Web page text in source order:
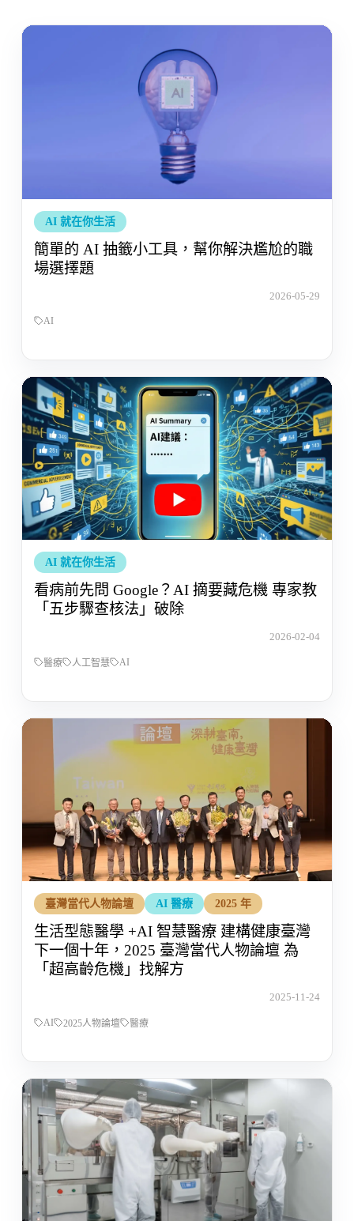
AI 就在你生活
簡單的 AI 抽籤小工具，幫你解決尷尬的職
場選擇題
2026-05-29
AI
AI 就在你生活
看病前先問 Google？AI 摘要藏危機 專家教
「五步驟查核法」破除
2026-02-04
醫療 人工智慧 AI
臺灣當代人物論壇 AI 醫療 2025 年
生活型態醫學 +AI 智慧醫療 建構健康臺灣
下一個十年，2025 臺灣當代人物論壇 為
「超高齡危機」找解方
2025-11-24
AI 2025人物論壇 醫療